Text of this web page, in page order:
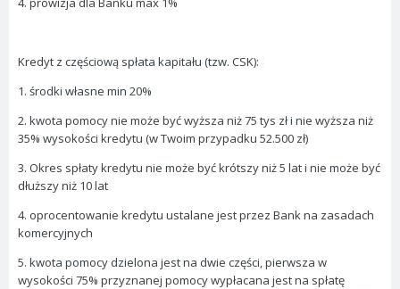
Kredyt z częściową spłata kapitału (tzw. CSK):
1. środki własne min 20%
2. kwota pomocy nie może być wyższa niż 75 tys zł i nie wyższa niż
35% wysokości kredytu (w Twoim przypadku 52.500 zł)
3. Okres spłaty kredytu nie może być krótszy niż 5 lat i nie może być
dłuższy niż 10 lat
4. oprocentowanie kredytu ustalane jest przez Bank na zasadach
komercyjnych
5. kwota pomocy dzielona jest na dwie części, pierwsza w
wysokości 75% przyznanej pomocy wypłacana jest na spłatę